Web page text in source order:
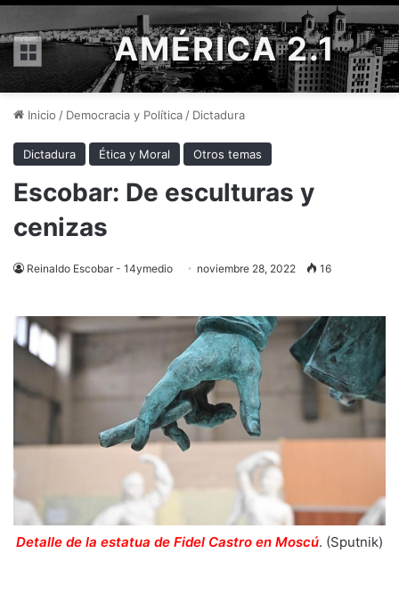
Menú AMÉRICA 2.1
Inicio / Democracia y Política / Dictadura
Dictadura Ética y Moral Otros temas
Escobar: De esculturas y
cenizas
Reinaldo Escobar - 14ymedio noviembre 28, 2022 16
Detalle de la estatua de Fidel Castro en Moscú. (Sputnik)